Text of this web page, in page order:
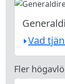
Vad
Fler